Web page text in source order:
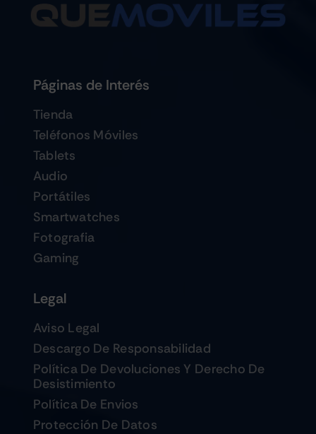
Páginas de Interés
Tienda
Teléfonos Móviles
Tablets
Audio
Portátiles
Smartwatches
Fotografia
Gaming
Legal
Aviso Legal
Descargo De Responsabilidad
Política De Devoluciones Y Derecho De
Desistimiento
Política De Envios
Protección De Datos